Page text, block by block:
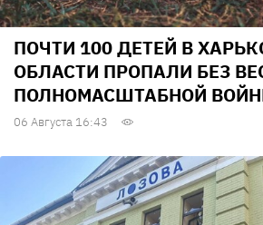
ПОЧТИ 100 ДЕТЕЙ В
ОБЛАСТИ ПРОПАЛИ БЕЗ
ПОЛНОМАСШТАБНОЙ
06 Августа 16:43